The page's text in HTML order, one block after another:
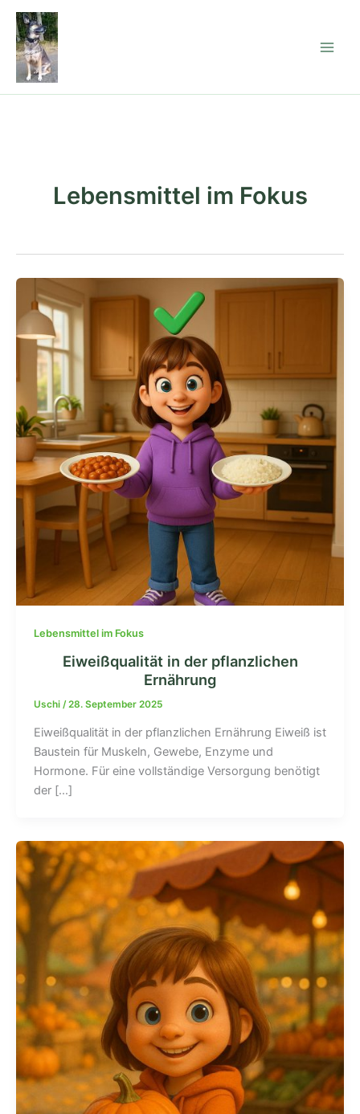
Zum
Inhalt
springen
Lebensmittel im Fokus
Lebensmittel im Fokus
Eiweißqualität in der pflanzlichen
Ernährung
Uschi /28. September 2025
Eiweißqualität in der pflanzlichen Ernährung Eiweiß ist
Baustein für Muskeln, Gewebe, Enzyme und
Hormone. Für eine vollständige Versorgung benötigt
der […]